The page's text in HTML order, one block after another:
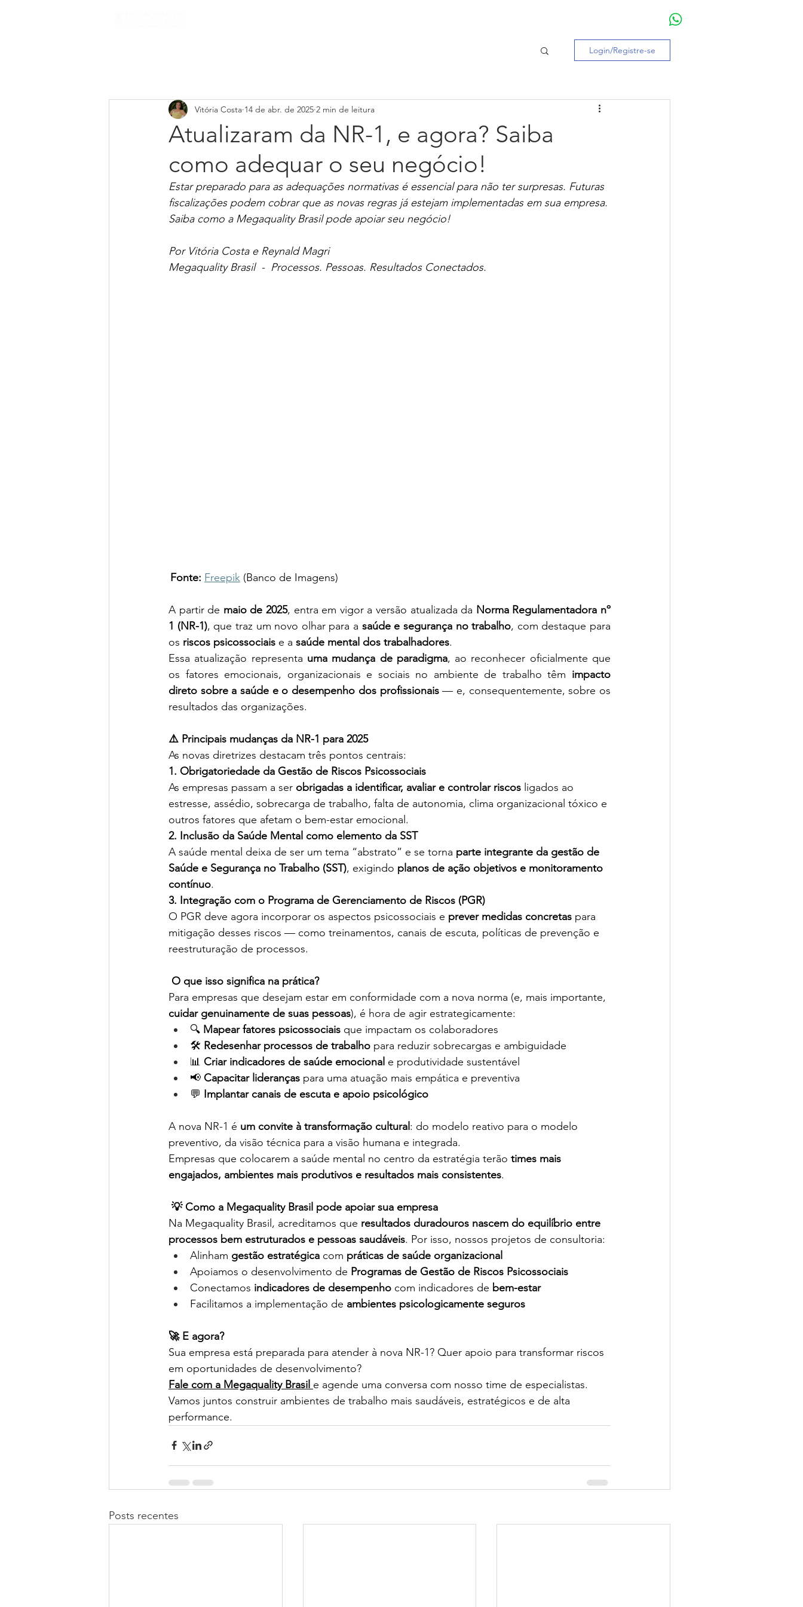
Login/Registre-se
Atualizaram da NR-1, e agora? Saiba
como adequar o seu negócio!
Vitória Costa 14 de abr. de 2025 2 min de leitura
Estar preparado para as adequações normativas é essencial para não ter surpresas. Futuras
fiscalizações podem cobrar que as novas regras já estejam implementadas em sua empresa.
Saiba como a Megaquality Brasil pode apoiar seu negócio!
Por Vitória Costa e Reynald Magri
Megaquality Brasil  -  Processos. Pessoas. Resultados Conectados.
Fonte: Freepik (Banco de Imagens)
A partir de maio de 2025, entra em vigor a versão atualizada da Norma Regulamentadora nº
1 (NR-1), que traz um novo olhar para a saúde e segurança no trabalho, com destaque para
os riscos psicossociais e a saúde mental dos trabalhadores.
Essa atualização representa uma mudança de paradigma, ao reconhecer oficialmente que
os fatores emocionais, organizacionais e sociais no ambiente de trabalho têm impacto
direto sobre a saúde e o desempenho dos profissionais — e, consequentemente, sobre os
resultados das organizações.
⚠️ Principais mudanças da NR-1 para 2025
As novas diretrizes destacam três pontos centrais:
1. Obrigatoriedade da Gestão de Riscos Psicossociais
As empresas passam a ser obrigadas a identificar, avaliar e controlar riscos ligados ao
estresse, assédio, sobrecarga de trabalho, falta de autonomia, clima organizacional tóxico e
outros fatores que afetam o bem-estar emocional.
2. Inclusão da Saúde Mental como elemento da SST
A saúde mental deixa de ser um tema “abstrato” e se torna parte integrante da gestão de
Saúde e Segurança no Trabalho (SST), exigindo planos de ação objetivos e monitoramento
contínuo.
3. Integração com o Programa de Gerenciamento de Riscos (PGR)
O PGR deve agora incorporar os aspectos psicossociais e prever medidas concretas para
mitigação desses riscos — como treinamentos, canais de escuta, políticas de prevenção e
reestruturação de processos.
O que isso significa na prática?
Para empresas que desejam estar em conformidade com a nova norma (e, mais importante,
cuidar genuinamente de suas pessoas), é hora de agir estrategicamente:
🔍 Mapear fatores psicossociais que impactam os colaboradores
🛠️ Redesenhar processos de trabalho para reduzir sobrecargas e ambiguidade
📊 Criar indicadores de saúde emocional e produtividade sustentável
📢 Capacitar lideranças para uma atuação mais empática e preventiva
💬 Implantar canais de escuta e apoio psicológico
A nova NR-1 é um convite à transformação cultural : do modelo reativo para o modelo
preventivo, da visão técnica para a visão humana e integrada.
Empresas que colocarem a saúde mental no centro da estratégia terão times mais
engajados, ambientes mais produtivos e resultados mais consistentes.
💡 Como a Megaquality Brasil pode apoiar sua empresa
Na Megaquality Brasil, acreditamos que resultados duradouros nascem do equilíbrio entre
processos bem estruturados e pessoas saudáveis. Por isso, nossos projetos de consultoria:
Alinham gestão estratégica com práticas de saúde organizacional
Apoiamos o desenvolvimento de Programas de Gestão de Riscos Psicossociais
Conectamos indicadores de desempenho com indicadores de bem-estar
Facilitamos a implementação de ambientes psicologicamente seguros
🚀 E agora?
Sua empresa está preparada para atender à nova NR-1? Quer apoio para transformar riscos
em oportunidades de desenvolvimento?
Fale com a Megaquality Brasil e agende uma conversa com nosso time de especialistas.
Vamos juntos construir ambientes de trabalho mais saudáveis, estratégicos e de alta
performance.
Posts recentes